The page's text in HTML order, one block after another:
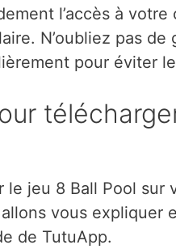
l’accès à
N’oubliez pas
pour éviter
le jeu 8 Ball Pool
vous expliquer
de TutuApp.